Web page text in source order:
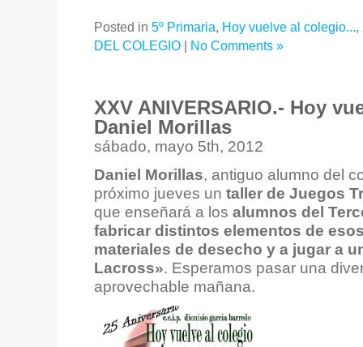
Posted in 5º Primaria, Hoy vuelve al colegio...,
DEL COLEGIO| No Comments »
XXV ANIVERSARIO.- Hoy
Daniel Morillas
sábado, mayo 5th, 2012
Daniel Morillas, antiguo alumno del
próximo jueves un taller de Juegos
que enseñará a los alumnos del
fabricar distintos elementos de
materiales de desecho y a jugar a
Lacross». Esperamos pasar una
aprovechable mañana.